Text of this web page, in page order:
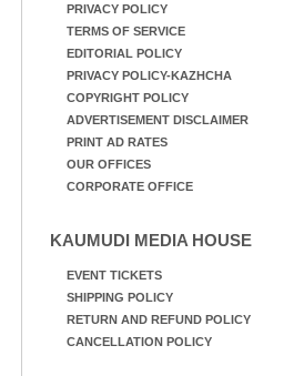
PRIVACY POLICY
TERMS OF SERVICE
EDITORIAL POLICY
PRIVACY POLICY-KAZHCHA
COPYRIGHT POLICY
ADVERTISEMENT DISCLAIMER
PRINT AD RATES
OUR OFFICES
CORPORATE OFFICE
KAUMUDI MEDIA HOUSE
EVENT TICKETS
SHIPPING POLICY
RETURN AND REFUND POLICY
CANCELLATION POLICY